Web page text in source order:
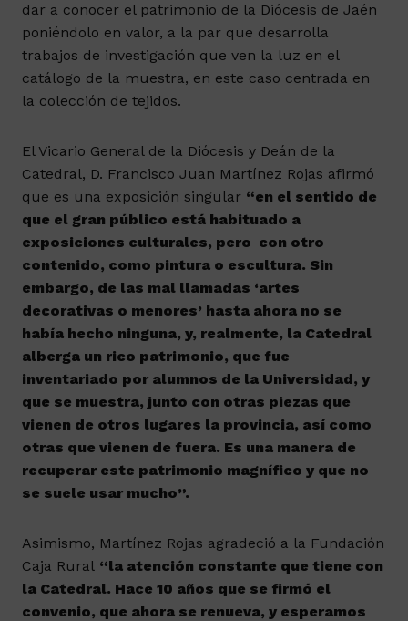
dar a conocer el patrimonio de la Diócesis de Jaén
poniéndolo en valor, a la par que desarrolla
trabajos de investigación que ven la luz en el
catálogo de la muestra, en este caso centrada en
la colección de tejidos.
El Vicario General de la Diócesis y Deán de la
Catedral, D. Francisco Juan Martínez Rojas afirmó
que es una exposición singular “en el sentido de
que el gran público está habituado a
exposiciones culturales, pero con otro
contenido, como pintura o escultura. Sin
embargo, de las mal llamadas ‘artes
decorativas o menores’ hasta ahora no se
había hecho ninguna, y, realmente, la Catedral
alberga un rico patrimonio, que fue
inventariado por alumnos de la Universidad, y
que se muestra, junto con otras piezas que
vienen de otros lugares la provincia, así como
otras que vienen de fuera. Es una manera de
recuperar este patrimonio magnífico y que no
se suele usar mucho”.
Asimismo, Martínez Rojas agradeció a la Fundación
Caja Rural “la atención constante que tiene con
la Catedral. Hace 10 años que se firmó el
convenio, que ahora se renueva, y esperamos